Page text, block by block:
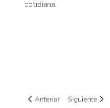
cotidiana.
Artículo anterior: La
Anterior Artículo
Siguiente